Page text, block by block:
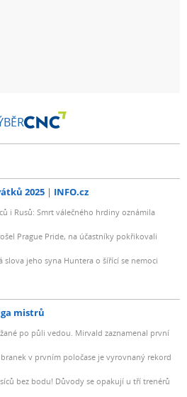
2025 INFO.cz
i Rusů: Smrt válečného hrdiny oznámila
Prague Pride, na účastníky pokřikovali
jeho syna Huntera o šířící se nemoci
mistrů
po půli vedou. Mirvald zaznamenal první
branek v prvním poločase je vyrovnaný rekord
bez bodu! Důvody se opakují u tří trenérů